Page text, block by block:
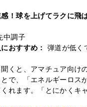
！球を上げてラクに飛
中調子
おすすめ：
弾道が低く
聞くと、アマチュア向
で、「エネルギーロス
れます。「とにかくキ